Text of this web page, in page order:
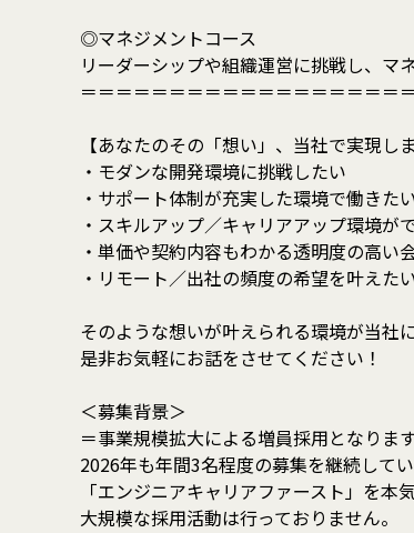
◎マネジメントコース
リーダーシップや組織運営に挑戦し、マ
＝＝＝＝＝＝＝＝＝＝＝＝＝＝＝＝＝＝
【あなたのその「想い」、当社で実現し
・モダンな開発環境に挑戦したい
・サポート体制が充実した環境で働きた
・スキルアップ／キャリアアップ環境が
・単価や契約内容もわかる透明度の高い
・リモート／出社の頻度の希望を叶えた
そのような想いが叶えられる環境が当社
是非お気軽にお話をさせてください！
＜募集背景＞
＝事業規模拡大による増員採用となりま
2026年も年間3名程度の募集を継続してい
「エンジニアキャリアファースト」を本
大規模な採用活動は行っておりません。